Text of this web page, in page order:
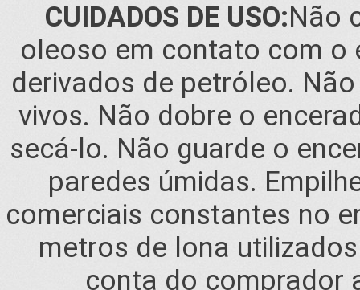
CUIDADOS DE USO:Não
oleoso em contato com o
derivados de petróleo.
vivos. Não dobre o
secá-lo. Não guarde o
paredes úmidas.
comerciais constantes no
metros de lona
conta do comprador